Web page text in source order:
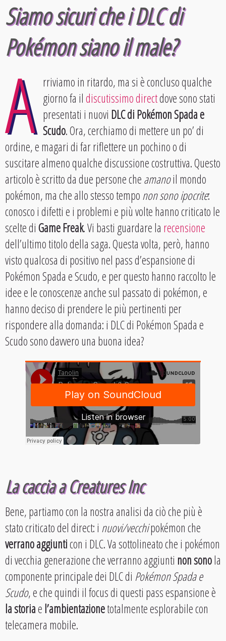
Siamo sicuri che i DLC di
Pokémon siano il male?
A rriviamo in ritardo, ma si è concluso qualche
giorno fa ildiscutissimo directdove sono stati
presentati i nuovi DLC di Pokémon Spada e
Scudo. Ora, cerchiamo di mettere un po’ di
ordine, e magari di far riflettere un pochino o di
suscitare almeno qualche discussione costruttiva. Questo
articolo è scritto da due persone cheamanoil mondo
pokémon, ma che allo stesso temponon sono ipocrite:
conosco i difetti e i problemi e più volte hanno criticato le
scelte diGame Freak. Vi basti guardare la recensione
dell’ultimo titolo della saga. Questa volta, però, hanno
visto qualcosa di positivo nel pass d’espansione di
Pokémon Spada e Scudo, e per questo hanno raccolto le
idee e le conoscenze anche sul passato di pokémon, e
hanno deciso di prendere le più pertinenti per
rispondere alla domanda: i DLC di Pokémon Spada e
Scudo sono davvero una buona idea?
La caccia a Creatures Inc
Bene, partiamo con la nostra analisi da ciò che più è
stato criticato del direct: i nuovi/vecchipokémon che
verrano aggiunticon i DLC. Va sottolineato che i pokémon
di vecchia generazione che verranno aggiunti non sonola
componente principale dei DLC di Pokémon Spada e
Scudo, e che quindi il focus di questi pass espansione è
la storiael’ambientazionetotalmente esplorabile con
telecamera mobile.